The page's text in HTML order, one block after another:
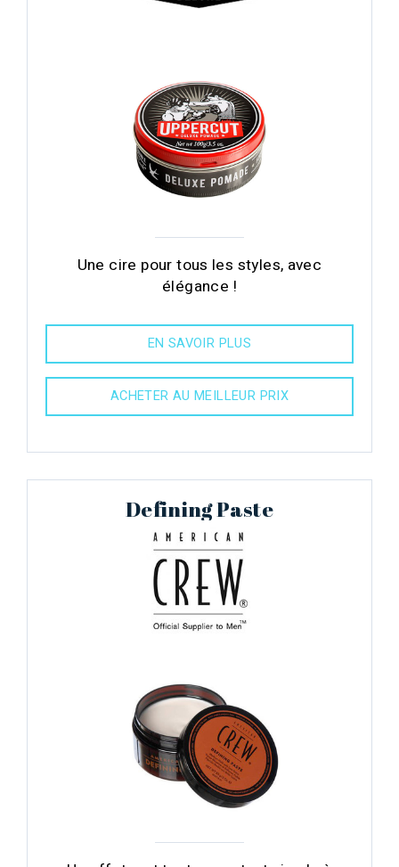
Une cire pour tous les styles, avec
élégance !
EN SAVOIR PLUS
ACHETER AU MEILLEUR PRIX
Defining Paste